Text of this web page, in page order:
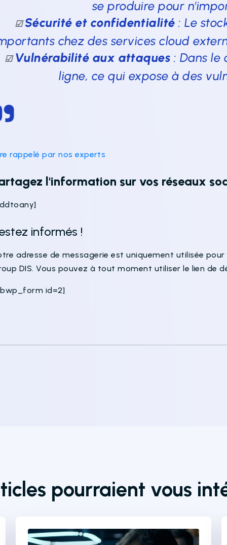
se produire pour
☑Sécurité et confidentialité : Le
chez des services cloud
☑ Vulnérabilité aux attaques : Dans le
ligne, ce qui expose à des
rappelé par nos experts
l'information sur vos réseaux
informés !
adresse de messagerie est uniquement utilisée
DIS. Vous pouvez à tout moment utiliser le lien de
id=2]
pourraient vous